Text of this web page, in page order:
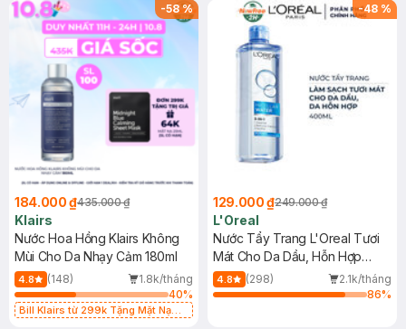
-58%
184.000 ₫435.000 ₫
Klairs
Nước Hoa Hồng Klairs Không
Mùi Cho Da Nhạy Cảm 180ml
4.8 (148)
1.8k/tháng
40%
Bill Klairs từ 299k Tặng Mặt Nạ
-48 %
129.000 ₫249.000 ₫
L'Oreal
Nước Tẩy Trang L'Oreal Tươi
Mát Cho Da Dầu, Hỗn Hợp
400ml
4.8 (298)
2.1k/tháng
86%